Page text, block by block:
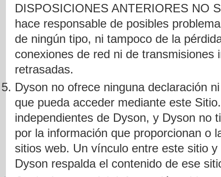
DISPOSICIONES ANTERIORES NO
hace responsable de posibles
de ningún tipo, ni tampoco de la
conexiones de red ni de transmisiones
retrasadas.
Dyson no ofrece ninguna declaración
que pueda acceder mediante este
independientes de Dyson, y Dyson no
por la información que proporcionan o
sitios web. Un vínculo entre este sitio
Dyson respalda el contenido de ese